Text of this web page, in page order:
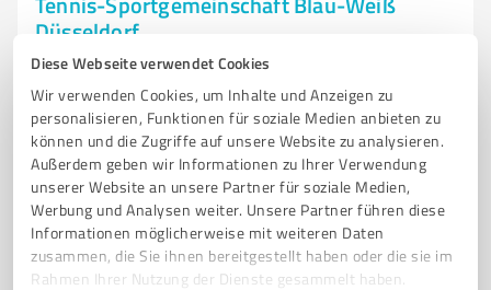
Diese Webseite verwendet Cookies
Wir verwenden Cookies, um Inhalte und Anzeigen zu
personalisieren, Funktionen für soziale Medien anbieten zu
können und die Zugriffe auf unsere Website zu analysieren.
Außerdem geben wir Informationen zu Ihrer Verwendung
unserer Website an unsere Partner für soziale Medien,
Werbung und Analysen weiter. Unsere Partner führen diese
Informationen möglicherweise mit weiteren Daten
zusammen, die Sie ihnen bereitgestellt haben oder die sie im
Rahmen Ihrer Nutzung der Dienste gesammelt haben.
Düsseldorf
Tennis-Sportgemeinschaft Blau-Weiß Düsseldorf – Ihr
Tennisverein für alle!
TENNISTRAINING MEDENMANNSCHAFTEN HOBBYMANNSCHAFTEN
JUGENDTRAINING VEREINSLEBEN FAIRNESS TENNISPLÄTZE
TURNIERE GEMEINSCHAFT
Neusser Weg 90, 40474 Düsseldorf